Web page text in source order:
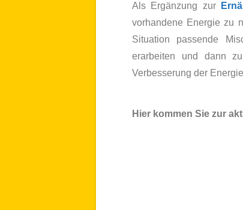
Als Ergänzung zur
vorhandene Energie zu
Situation passende
erarbeiten und dann
Verbesserung der
Hier kommen Sie zur